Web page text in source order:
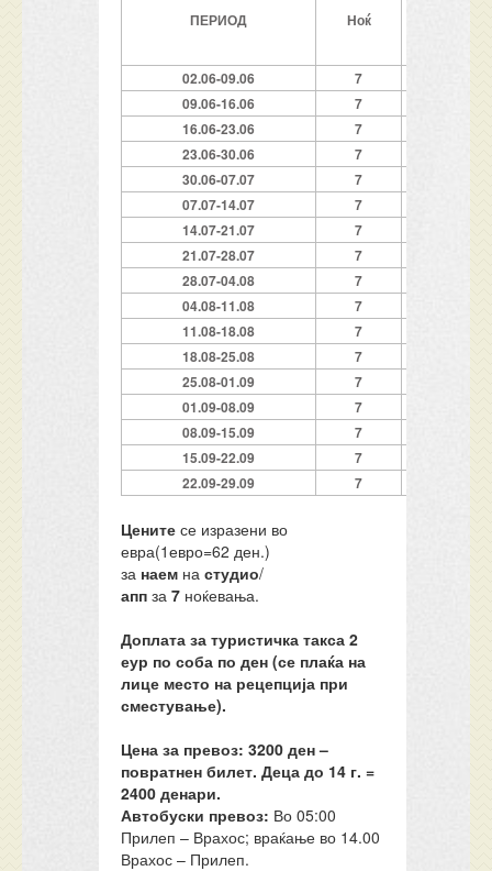
ПЕРИОД Ноќ
02.06-09.06 7
09.06-16.06
7
16.06-23.06
7
23.06-30.06 7
30.06-07.07 7
07.07-14.07
7
14.07-21.07
7
21.07-28.07
7
28.07-04.08
7
04.08-11.08
7
11.08-18.08
7
18.08-25.08
7
25.08-01.09
7
01.09-08.09
7
08.09-15.09
7
15.09-22.09
7
22.09-29.09
7
Цените се изразени во
евра(1евро=62 ден.)
за наем настудио/
апп за7 ноќевања.
Доплата за туристичка такса 2
еур по соба по ден (се плаќа на
лице место на рецепција при
сместување).
Цена за превоз: 3200 ден –
повратнен билет. Деца до 14 г. =
2400 денари.
Автобуски превоз: Во 05:00
Прилеп – Врахос; враќање во 14.00
Врахос – Прилеп.